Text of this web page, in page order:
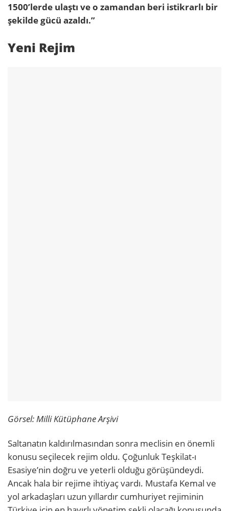
1500’lerde ulaştı ve o zamandan beri istikrarlı bir
şekilde gücü azaldı.”
Yeni Rejim
Görsel: Milli Kütüphane Arşivi
Saltanatın kaldırılmasından sonra meclisin en önemli
konusu seçilecek rejim oldu. Çoğunluk Teşkilat-ı
Esasiye’nin doğru ve yeterli olduğu görüşündeydi.
Ancak hala bir rejime ihtiyaç vardı. Mustafa Kemal ve
yol arkadaşları uzun yıllardır cumhuriyet rejiminin